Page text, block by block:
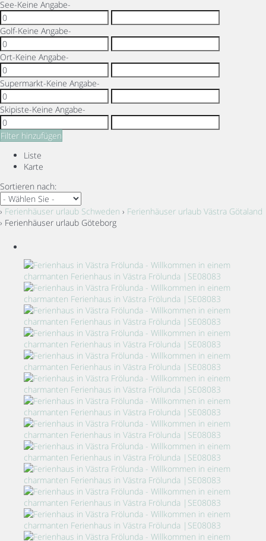
See-Keine Angabe-
Golf-Keine Angabe-
Ort-Keine Angabe-
Supermarkt-Keine Angabe-
Skipiste-Keine Angabe-
Filter hinzufügen
Liste
Karte
Sortieren nach:
› Ferienhäuser urlaub Schweden › Ferienhäuser urlaub Västra Götaland
› Ferienhäuser urlaub Göteborg